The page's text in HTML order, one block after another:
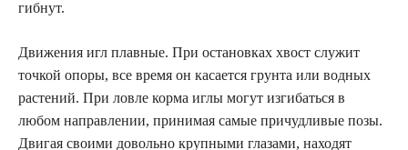
гибнут.
Движения игл плавные. При остановках хвост служит
точкой опоры, все время он касается грунта или водных
paстений. При ловле корма иглы могут изгибаться в
любом направлении, принимая самые причудливые позы.
Двигая своими довольно крупными глазами, находят